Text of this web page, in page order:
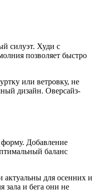
силуэт. Худи с
позволяет быстро
или ветровку, не
дизайн. Оверсайз-
Добавление
баланс
актуальны для осенних и
зала и бега они не